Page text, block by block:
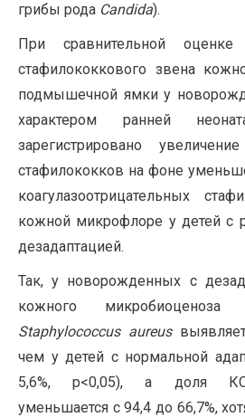
грибы рода Candida).
При сравнительной оценке
стафилококкового звена
подмышечной ямки у
характером ранней
зарегистрировано
стафилококков на фоне
коагулазоотрицательных
кожной микрофлоре у детей с
дезадаптацией.
Так, у новорожденных с
кожного микробиоценоза
Staphylococcusaureus
чем у детей с нормальной
5,6%, p<0,05), а доля КОС
уменьшается с 94,4 до 66,7%,